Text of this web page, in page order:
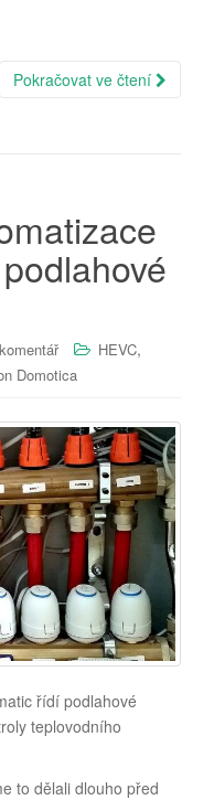
Pokračovat ve čtení
HEVC,
Domotica
řídí podlahové
teplovodního
to dělali dlouho před